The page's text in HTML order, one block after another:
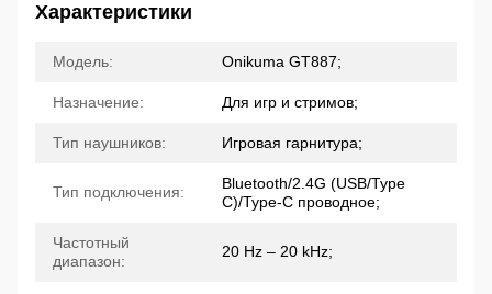
Характеристики
Модель: Onikuma GT887;
Назначение: Для игр и стримов;
Тип наушников: Игровая гарнитура;
Тип подключения:
Bluetooth/2.4G (USB/Type
C)/Type-C проводное;
Частотный
диапазон:
20 Hz – 20 kHz;